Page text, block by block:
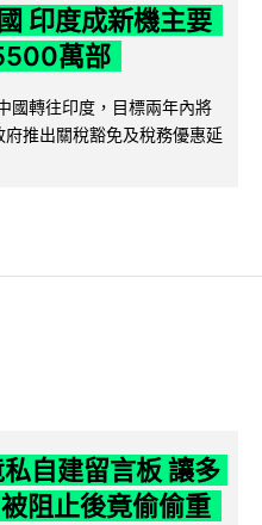
印度成新機主要
萬部
國轉往印度，目標兩年內將
推出關稅豁免及稅務優惠延
自建留言板 讓多
阻止後竟偷偷重